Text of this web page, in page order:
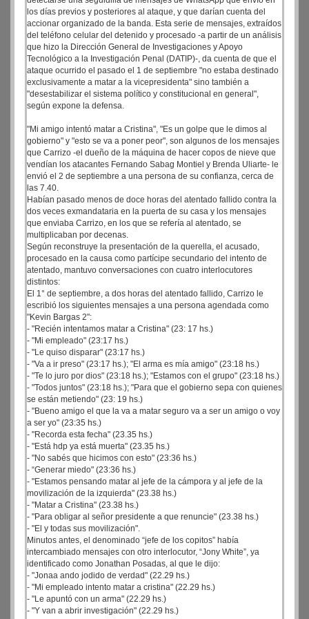
los días previos y posteriores al ataque, y que darían cuenta del
accionar organizado de la banda. Esta serie de mensajes, extraídos
del teléfono celular del detenido y procesado -a partir de un análisis
que hizo la Dirección General de Investigaciones y Apoyo
Tecnológico a la Investigación Penal (DATIP)-, da cuenta de que el
ataque ocurrido el pasado el 1 de septiembre "no estaba destinado
exclusivamente a matar a la vicepresidenta" sino también a
"desestabilizar el sistema político y constitucional en general",
según expone la defensa.
"Mi amigo intentó matar a Cristina", "Es un golpe que le dimos al
gobierno" y "esto se va a poner peor", son algunos de los mensajes
que Carrizo -el dueño de la máquina de hacer copos de nieve que
vendían los atacantes Fernando Sabag Montiel y Brenda Uliarte- le
envió el 2 de septiembre a una persona de su confianza, cerca de
las 7.40.
Habían pasado menos de doce horas del atentado fallido contra la
dos veces exmandataria en la puerta de su casa y los mensajes
que enviaba Carrizo, en los que se refería al atentado, se
multiplicaban por decenas.
Según reconstruye la presentación de la querella, el acusado,
procesado en la causa como partícipe secundario del intento de
atentado, mantuvo conversaciones con cuatro interlocutores
distintos:
El 1° de septiembre, a dos horas del atentado fallido, Carrizo le
escribió los siguientes mensajes a una persona agendada como
"Kevin Bargas 2":
- "Recién intentamos matar a Cristina" (23: 17 hs.)
- "Mi empleado" (23:17 hs.)
- "Le quiso disparar" (23:17 hs.)
- "Va a ir preso" (23:17 hs.); "El arma es mía amigo" (23:18 hs.)
- "Te lo juro por dios" (23:18 hs.); "Estamos con el grupo" (23:18 hs.)
- "Todos juntos" (23:18 hs.); "Para que el gobierno sepa con quienes
se están metiendo" (23: 19 hs.)
- "Bueno amigo el que la va a matar seguro va a ser un amigo o voy
a ser yo" (23:35 hs.)
- "Recorda esta fecha" (23.35 hs.)
- "Está hdp ya está muerta" (23.35 hs.)
- "No sabés que hicimos con esto" (23:36 hs.)
- “Generar miedo" (23:36 hs.)
- "Estamos pensando matar al jefe de la cámpora y al jefe de la
movilización de la izquierda" (23.38 hs.)
- "Matar a Cristina" (23.38 hs.)
- "Para obligar al señor presidente a que renuncie" (23.38 hs.)
- "El y todas sus movilización".
Minutos antes, el denominado “jefe de los copitos” había
intercambiado mensajes con otro interlocutor, “Jony White”, ya
identificado como Jonathan Posadas, al que le dijo:
- "Jonaa ando jodido de verdad" (22.29 hs.)
- "Mi empleado intento matar a cristina" (22.29 hs.)
- "Le apuntó con un arma" (22.29 hs.)
- "Y van a abrir investigación" (22.29 hs.)